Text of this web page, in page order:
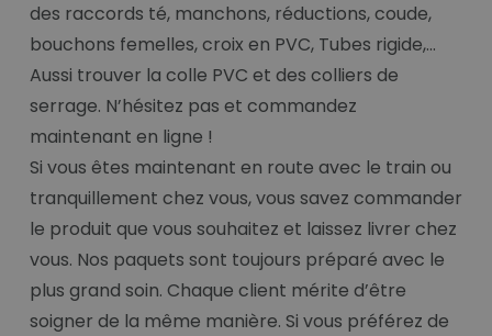
des raccords té, manchons, réductions, coude,
bouchons femelles, croix en PVC, Tubes rigide,...
Aussi trouver la colle PVC et des colliers de
serrage. N’hésitez pas et commandez
maintenant en ligne !
Si vous êtes maintenant en route avec le train ou
tranquillement chez vous, vous savez commander
le produit que vous souhaitez et laissez livrer chez
vous. Nos paquets sont toujours préparé avec le
plus grand soin. Chaque client mérite d’être
soigner de la même manière. Si vous préférez de